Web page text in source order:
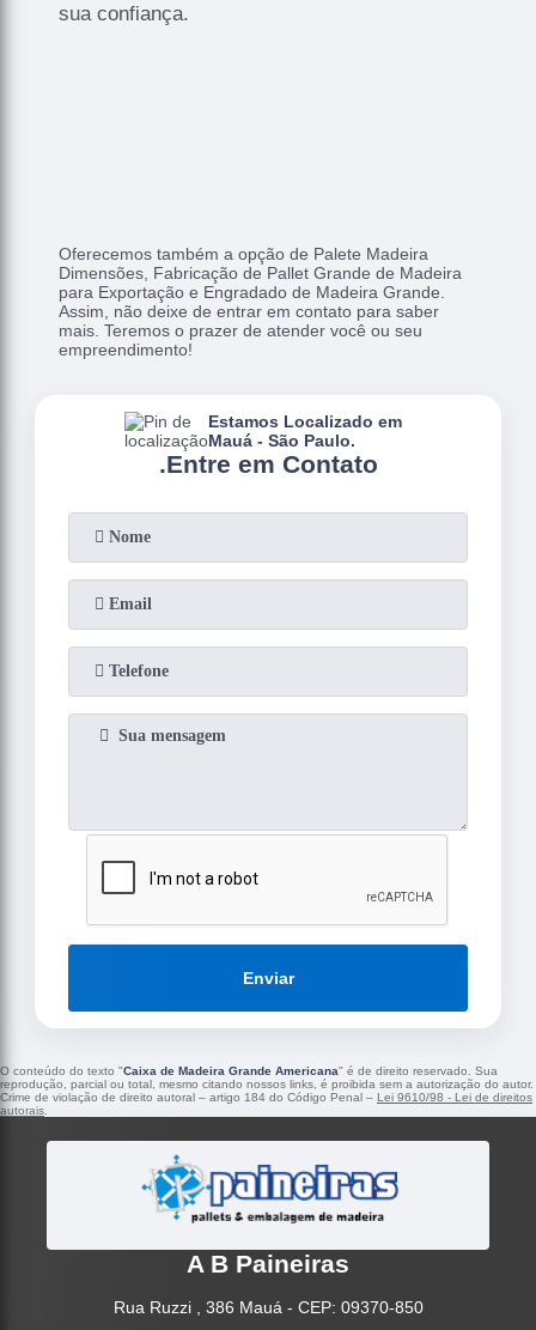
sua confiança.
Oferecemos também a opção de Palete Madeira
Dimensões, Fabricação de Pallet Grande de Madeira
para Exportação e Engradado de Madeira Grande.
Assim, não deixe de entrar em contato para saber
mais. Teremos o prazer de atender você ou seu
empreendimento!
.Entre em Contato
Estamos Localizado em
Mauá - São Paulo.
Enviar
O conteúdo do texto "Caixa de Madeira Grande Americana" é de direito reservado. Sua
reprodução, parcial ou total, mesmo citando nossos links, é proibida sem a autorização do autor.
Crime de violação de direito autoral – artigo 184 do Código Penal – Lei 9610/98 - Lei de direitos
autorais.
A B Paineiras
Rua Ruzzi , 386 Mauá - CEP: 09370-850